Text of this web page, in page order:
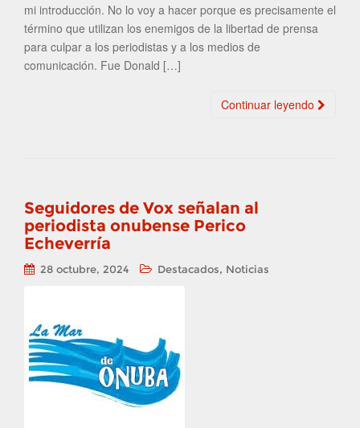
mi introducción. No lo voy a hacer porque es precisamente el
término que utilizan los enemigos de la libertad de prensa
para culpar a los periodistas y a los medios de
comunicación. Fue Donald […]
Continuar leyendo
Seguidores de Vox señalan al
periodista onubense Perico
Echeverría
28 octubre, 2024 Destacados, Noticias